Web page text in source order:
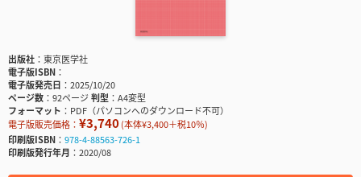
出版社
東京医学社
電子版ISBN
電子版発売日
2025/10/20
ページ数
92ページ判型
A4変型
フォーマット
PDF（パソコンへのダウンロード不可）
電子版販売価格： ¥3,740(本体¥3,400＋税10％)
印刷版ISBN
978-4-88563-726-1
印刷版発行年月
2020/08